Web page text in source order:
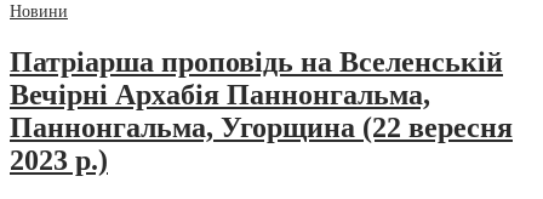
Новини
Патріарша проповідь на Вселенській
Вечірні Архабія Паннонгальма,
Паннонгальма, Угорщина (22 вересня
2023 р.)